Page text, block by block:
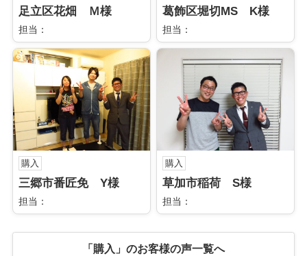
足立区花畑 Ｍ様
担当：
葛飾区堀切MS K様
担当：
購入
三郷市番匠免 Y様
担当：
購入
草加市稲荷 S様
担当：
「購入」のお客様の声一覧へ